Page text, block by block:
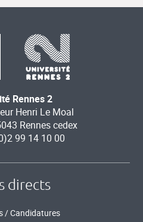
Rennes 2
Henri Le Moal
Rennes cedex
99 14 10 00
directs
/ Candidatures